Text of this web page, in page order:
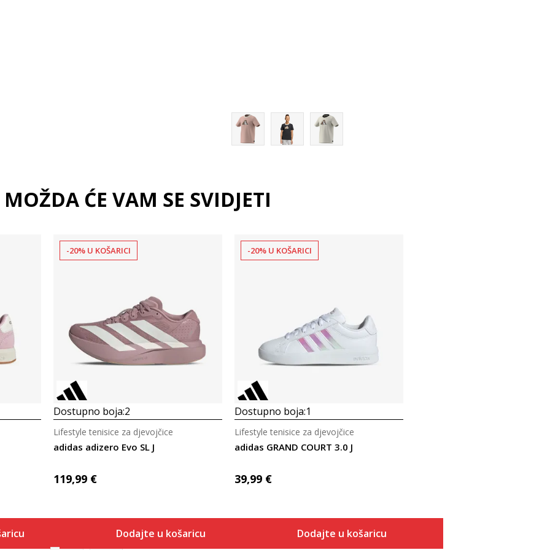
MOŽDA ĆE VAM SE SVIDJETI
-20% U KOŠARICI
Dostupno boja:2
adidas adizero Evo SL J
Lifestyle tenisice za djevojčice
119,99 €
Dodajte u košaricu
-20% U KOŠARICI
Dostupno boja:1
adidas GRAND COURT 3.0 J
Lifestyle tenisice za djevojčice
39,99 €
Dodajte u košaricu